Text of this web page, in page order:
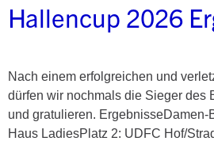
Hallencup 2026
Nach einem erfolgreichen und
dürfen wir nochmals die Sieger des
und gratulieren. ErgebnisseDamen-
Haus LadiesPlatz 2: UDFC Hof/